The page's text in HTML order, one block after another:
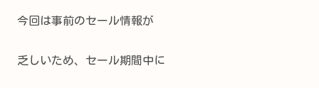
今回は事前のセール情報が
乏しいため、セール期間中に